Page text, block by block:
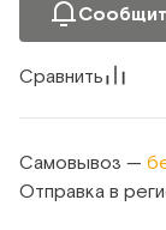
Сравнить
Самовывоз —
Отправка в